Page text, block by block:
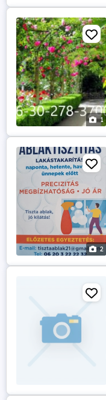
1
2